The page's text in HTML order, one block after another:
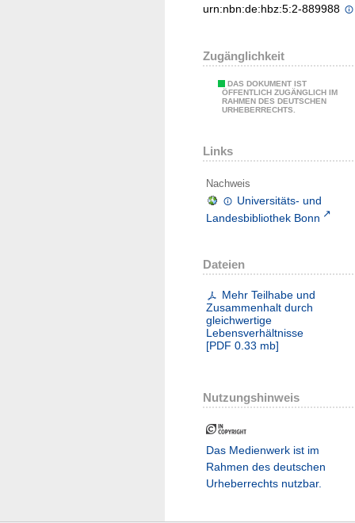
urn:nbn:de:hbz:5:2-889988
Zugänglichkeit
DAS DOKUMENT IST
ÖFFENTLICH ZUGÄNGLICH IM
RAHMEN DES DEUTSCHEN
URHEBERRECHTS.
Links
Nachweis
Universitäts- und
Landesbibliothek Bonn
Dateien
Mehr Teilhabe und
Zusammenhalt durch
gleichwertige
Lebensverhältnisse
[PDF 0.33 mb]
Nutzungshinweis
Das Medienwerk ist im
Rahmen des deutschen
Urheberrechts nutzbar.